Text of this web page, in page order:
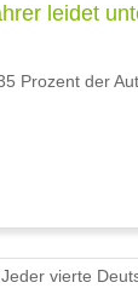
leidet
Prozent der